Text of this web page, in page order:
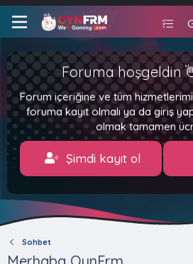
Foruma hoşgeldin
Forum içeriğine ve tüm
foruma kayıt olmalı ya da giriş
olmak tamamen
Şimdi kayıt ol
Sohbet